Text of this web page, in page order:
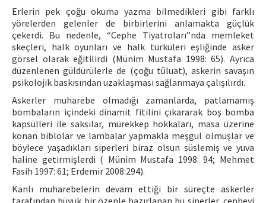
Erlerin pek çoğu okuma yazma bilmedikleri gibi farklı
yörelerden gelenler de birbirlerini anlamakta güçlük
çekerdi. Bu nedenle, “Cephe Tiyatroları”nda memleket
skeçleri, halk oyunları ve halk türküleri eşliğinde asker
görsel olarak eğitilirdi (Münim Mustafa 1998: 65). Ayrıca
düzenlenen güldürülerle de (çoğu tûluat), askerin savaşın
psikolojik baskısından uzaklaşması sağlanmaya çalışılırdı.
Askerler muharebe olmadığı zamanlarda, patlamamış
bombaların içindeki dinamit fitilini çıkararak boş bomba
kapsülleri ile saksılar, mürekkep hokkaları, masa üzerine
konan biblolar ve lambalar yapmakla meşgul olmuşlar ve
böylece yaşadıkları siperleri biraz olsun süslemiş ve yuva
haline getirmişlerdi ( Münim Mustafa 1998: 94; Mehmet
Fasih 1997: 61; Erdemir 2008:294).
Kanlı muharebelerin devam ettiği bir süreçte askerler
tarafından büyük bir özenle hazırlanan bu siperler, cepheyi